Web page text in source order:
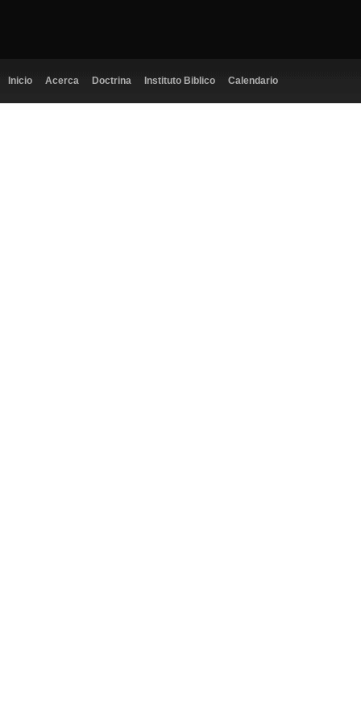
Inicio Acerca Doctrina Instituto Biblico Calendario